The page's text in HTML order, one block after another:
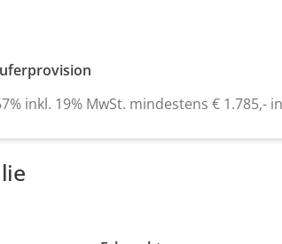
inkl. 19% MwSt. mindestens € 1.785,-